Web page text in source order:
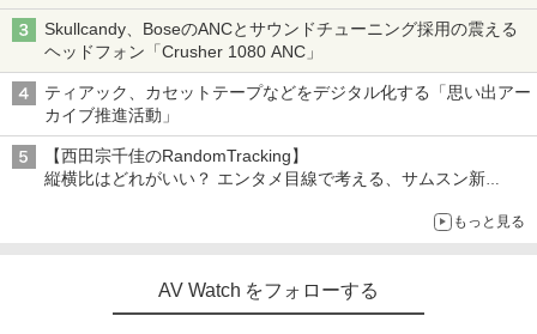
Skullcandy、BoseのANCとサウンドチューニング採用の震える
ヘッドフォン「Crusher 1080 ANC」
ティアック、カセットテープなどをデジタル化する「思い出アー
カイブ推進活動」
【西田宗千佳のRandomTracking】
縦横比はどれがいい？ エンタメ目線で考える、サムスン新
もっと見る
AV Watch をフォローする